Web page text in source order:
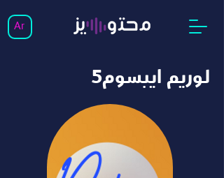
Ar
لوريم ايبسوم5